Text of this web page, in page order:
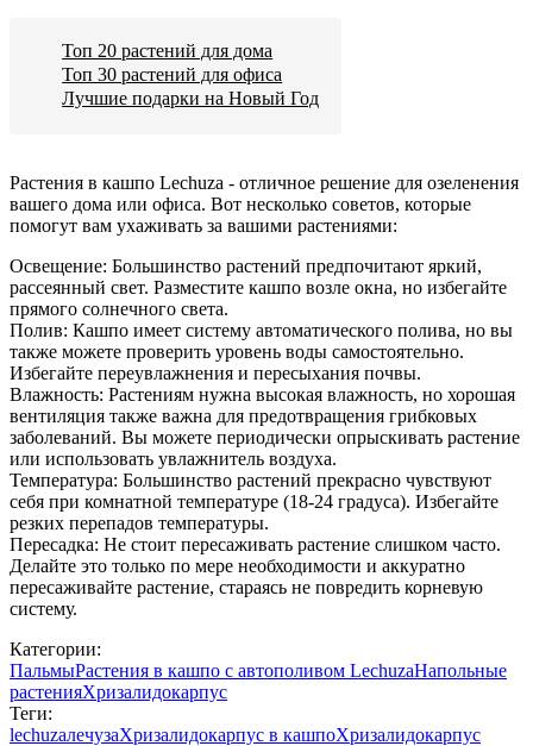
Топ 20 растений для дома
Топ 30 растений для офиса
Лучшие подарки на Новый Год
Растения в кашпо Lechuza - отличное решение для озеленения
вашего дома или офиса. Вот несколько советов, которые
помогут вам ухаживать за вашими растениями:
Освещение: Большинство растений предпочитают яркий,
рассеянный свет. Разместите кашпо возле окна, но избегайте
прямого солнечного света.
Полив: Кашпо имеет систему автоматического полива, но вы
также можете проверить уровень воды самостоятельно.
Избегайте переувлажнения и пересыхания почвы.
Влажность: Растениям нужна высокая влажность, но хорошая
вентиляция также важна для предотвращения грибковых
заболеваний. Вы можете периодически опрыскивать растение
или использовать увлажнитель воздуха.
Температура: Большинство растений прекрасно чувствуют
себя при комнатной температуре (18-24 градуса). Избегайте
резких перепадов температуры.
Пересадка: Не стоит пересаживать растение слишком часто.
Делайте это только по мере необходимости и аккуратно
пересаживайте растение, стараясь не повредить корневую
систему.
Категории:
ПальмыРастения в кашпо с автополивом LechuzaНапольные
растенияХризалидокарпус
Теги:
lechuzaлечузаХризалидокарпус в кашпоХризалидокарпус